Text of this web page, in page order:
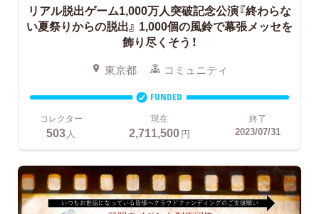
リアル脱出ゲーム1,000万人突破記念公演『終わらな
い夏祭りからの脱出』 1,000個の風鈴で幕張メッセを
飾り尽くそう！
東京都 コミュニティ
FUNDED
コレクター
503 人
現在
2,711,500円
終了
2023/07/31